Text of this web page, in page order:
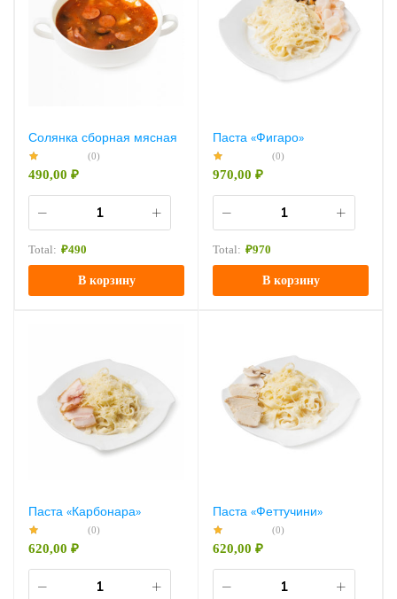
Солянка сборная мясная
(0)
490,00 ₽
Total: ₽490
В корзину
Паста «Фигаро»
(0)
970,00 ₽
Total: ₽970
В корзину
Паста «Карбонара»
(0)
620,00 ₽
Паста «Феттучини»
(0)
620,00 ₽